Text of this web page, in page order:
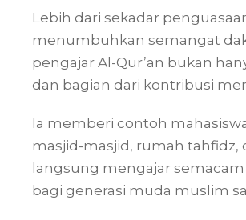
Lebih dari sekadar
menumbuhkan semangat
pengajar Al-Qur’an bukan
dan bagian dari kontribusi
Ia memberi contoh
masjid-masjid, rumah
langsung mengajar
bagi generasi muda muslim